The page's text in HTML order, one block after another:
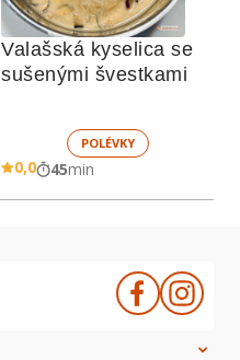
Valašská kyselica se
sušenými švestkami
POLÉVKY
0,0 45min